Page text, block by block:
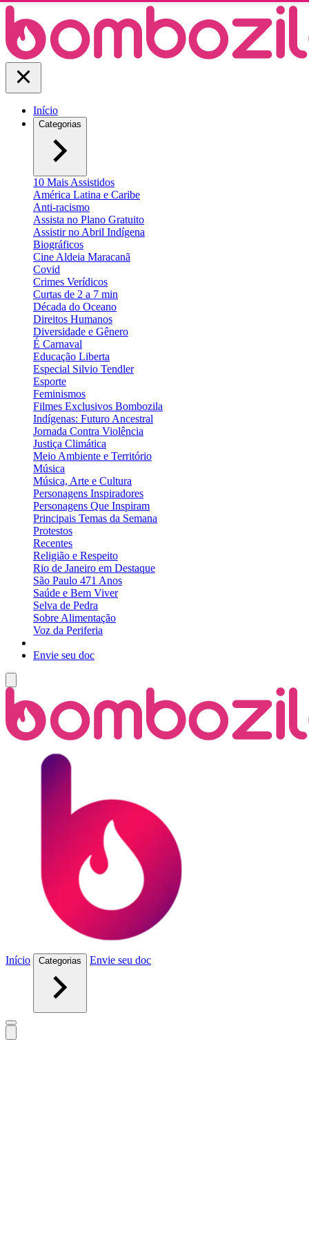
Início
Categorias
10 Mais Assistidos
América Latina e Caribe
Anti-racismo
Assista no Plano Gratuito
Assistir no Abril Indígena
Biográficos
Cine Aldeia Maracanã
Covid
Crimes Verídicos
Curtas de 2 a 7 min
Década do Oceano
Direitos Humanos
Diversidade e Gênero
É Carnaval
Educação Liberta
Especial Silvio Tendler
Esporte
Feminismos
Filmes Exclusivos Bombozila
Indígenas: Futuro Ancestral
Jornada Contra Violência
Justiça Climática
Meio Ambiente e Território
Música
Música, Arte e Cultura
Personagens Inspiradores
Personagens Que Inspiram
Principais Temas da Semana
Protestos
Recentes
Religião e Respeito
Rio de Janeiro em Destaque
São Paulo 471 Anos
Saúde e Bem Viver
Selva de Pedra
Sobre Alimentação
Voz da Periferia
Envie seu doc
Início Categorias Envie seu doc